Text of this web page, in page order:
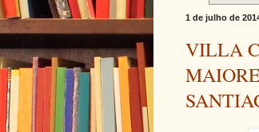
1 de julho de
VILLA